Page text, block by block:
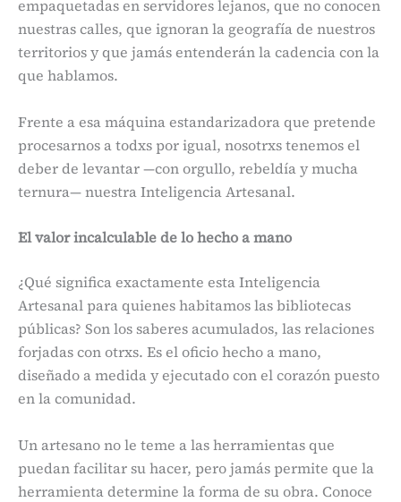
empaquetadas en servidores lejanos, que no conocen
nuestras calles, que ignoran la geografía de nuestros
territorios y que jamás entenderán la cadencia con la
que hablamos.
Frente a esa máquina estandarizadora que pretende
procesarnos a todxs por igual, nosotrxs tenemos el
deber de levantar —con orgullo, rebeldía y mucha
ternura— nuestra Inteligencia Artesanal.
El valor incalculable de lo hecho a mano
¿Qué significa exactamente esta Inteligencia
Artesanal para quienes habitamos las bibliotecas
públicas? Son los saberes acumulados, las relaciones
forjadas con otrxs. Es el oficio hecho a mano,
diseñado a medida y ejecutado con el corazón puesto
en la comunidad.
Un artesano no le teme a las herramientas que
puedan facilitar su hacer, pero jamás permite que la
herramienta determine la forma de su obra. Conoce